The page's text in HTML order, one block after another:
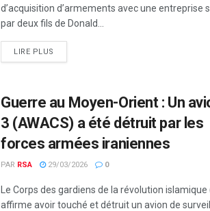
d’acquisition d’armements avec une entreprise
par deux fils de Donald...
LIRE PLUS
Guerre au Moyen-Orient : Un
3 (AWACS) a été détruit par les
forces armées iraniennes
PAR RSA 29/03/2026 0
Le Corps des gardiens de la révolution islamique
affirme avoir touché et détruit un avion de